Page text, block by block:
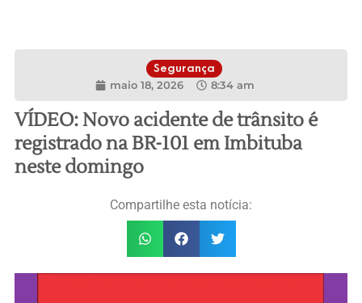
Segurança
maio 18, 2026 8:34 am
VÍDEO: Novo acidente de trânsito é
registrado na BR-101 em Imbituba
neste domingo
Compartilhe esta notícia: